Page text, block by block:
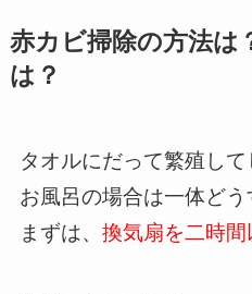
赤カビ掃除の方法は
は？
タオルにだって繁殖して
お風呂の場合は一体どう
まずは、 換気扇を二時